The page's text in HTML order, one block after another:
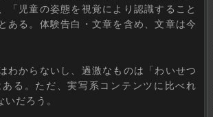
「児童の姿態を視覚により認識すること
ある。体験告白・文章を含め、文章は今
からないし、過激なものは「わいせつ
る。ただ、実写系コンテンツに比べれ
だろう。